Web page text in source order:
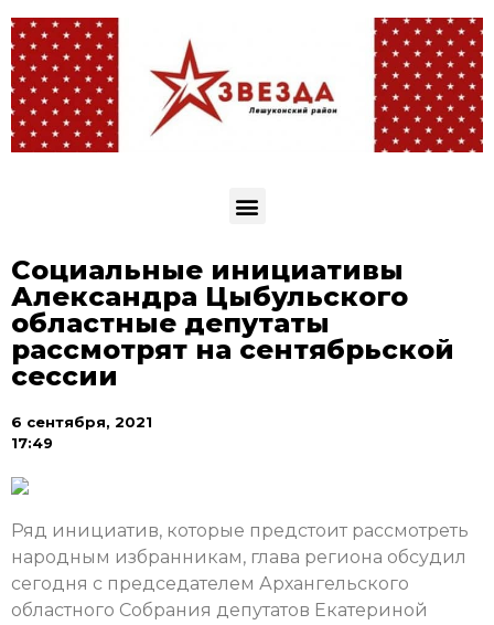
Социальные инициативы
Александра Цыбульского
областные депутаты
рассмотрят на сентябрьской
сессии
6 сентября, 2021
17:49
Ряд инициатив, которые предстоит рассмотреть
народным избранникам, глава региона обсудил
сегодня с председателем Архангельского
областного Собрания депутатов Екатериной